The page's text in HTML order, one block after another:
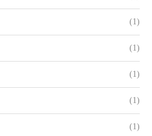
(1)
(1)
(1)
(1)
(1)